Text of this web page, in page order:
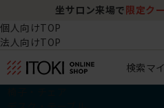
坐サロン来場で 限定ク
個人向けTOP
法人向けTOP
検索マ